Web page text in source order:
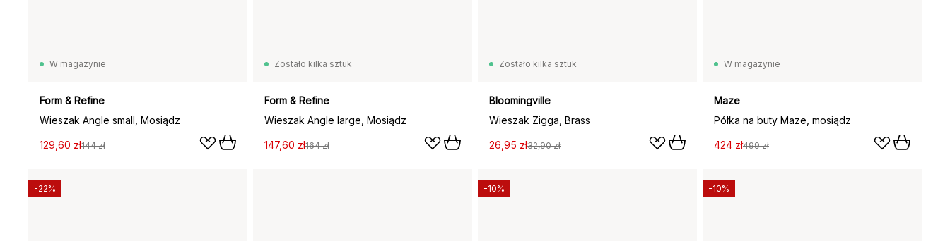
W magazynie
Form & Refine
Wieszak Angle small, Mosiądz
129,60 zł144 zł
Zostało kilka sztuk
Form & Refine
Wieszak Angle large, Mosiądz
147,60 zł164 zł
Zostało kilka sztuk
Bloomingville
Wieszak Zigga, Brass
26,95 zł32,90 zł
W magazynie
Maze
Półka na buty Maze, mosiądz
424 zł499 zł
-22% -10% -10%